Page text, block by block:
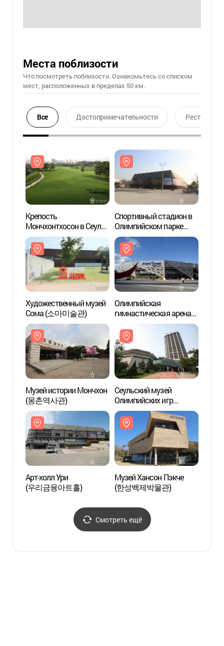
Места поблизости
Что посмотреть поблизости. Ознакомьтесь со списком
мест, расположенных в пределах 50 км.
Все Достопримечательности Ресторан
Крепость
Мончхонтхосон в Сеуле
(서울 몽촌토성)
Спортивный стадион в
Олимпийском парке
(올림픽공원 경기장)
Художественный музей
Сома (소마미술관)
Олимпийская
гимнастическая арена
KSPO Dome
(올림픽공원체조경기장)
Музей истории Мончхон
(몽촌역사관)
Сеульский музей
Олимпийских игр
(서울올림픽기념관)
Арт-холл Ури
(우리금융아트홀)
Музей Хансон Пэкче
(한성백제박물관)
Смотреть ещё